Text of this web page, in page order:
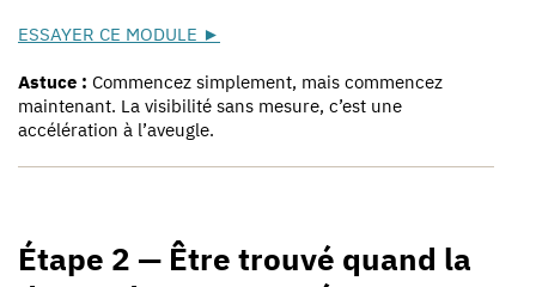
ESSAYER CE MODULE ►
Astuce : Commencez simplement, mais commencez
maintenant. La visibilité sans mesure, c’est une
accélération à l’aveugle.
Étape 2 — Être trouvé quand la